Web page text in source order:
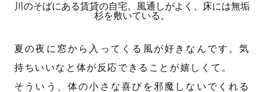
川のそばにある賃貸の自宅。風通しがよく、床には無垢
杉を敷いている。
夏の夜に窓から入ってくる風が好きなんです。気
持ちいいなと体が反応できることが嬉しくて。
そういう、体の小さな喜びを邪魔しないでくれる